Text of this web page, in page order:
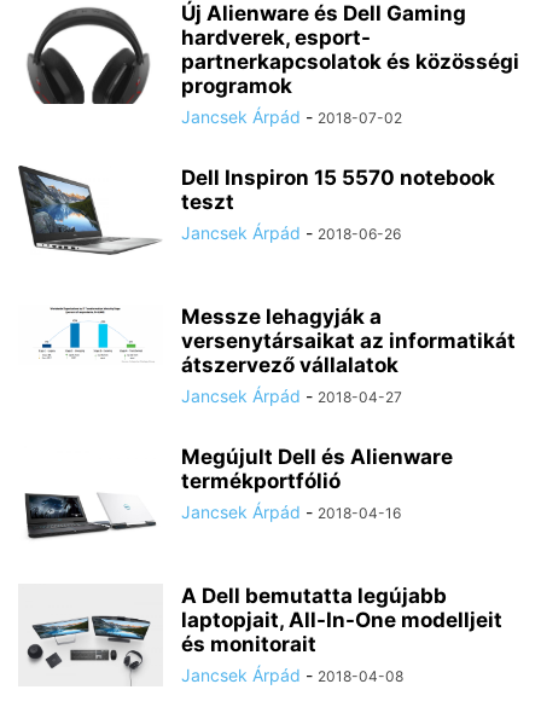
Új Alienware és Dell Gaming
hardverek, esport-
partnerkapcsolatok és közösségi
programok
Jancsek Árpád - 2018-07-02
Dell Inspiron 15 5570 notebook
teszt
Jancsek Árpád - 2018-06-26
Messze lehagyják a
versenytársaikat az informatikát
átszervező vállalatok
Jancsek Árpád - 2018-04-27
Megújult Dell és Alienware
termékportfólió
Jancsek Árpád - 2018-04-16
A Dell bemutatta legújabb
laptopjait, All-In-One modelljeit
és monitorait
Jancsek Árpád - 2018-04-08